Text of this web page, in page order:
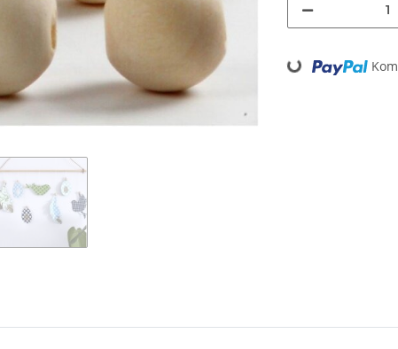
Loading...